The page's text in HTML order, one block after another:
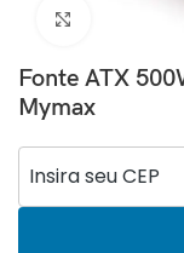
Clique para
Fonte ATX
Mymax